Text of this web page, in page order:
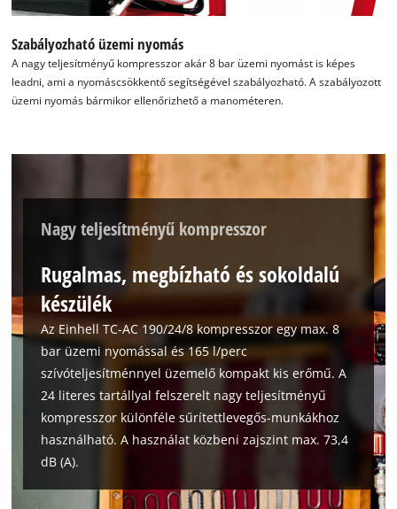
A Google Maps szolgáltatás betöltéséhez
szükségünk van az Ön jóváhagyására!
to trackers that are not disclosed to the
visitor. The website owner needs to setup
to the list of technologies used.
Powered byUsercentrics Consent
Management Platform
Szabályozható üzemi nyomás
A nagy teljesítményű kompresszor akár 8 bar üzemi nyomást is képes
leadni, ami a nyomáscsökkentő segítségével szabályozható. A szabályozott
üzemi nyomás bármikor ellenőrizhető a manométeren.
Nagy teljesítményű kompresszor
Rugalmas, megbízható és sokoldalú
készülék
Az Einhell TC-AC 190/24/8 kompresszor egy max. 8
bar üzemi nyomással és 165 l/perc
szívóteljesítménnyel üzemelő kompakt kis erőmű. A
24 literes tartállyal felszerelt nagy teljesítményű
kompresszor különféle sűrítettlevegős-munkákhoz
használható. A használat közbeni zajszint max. 73,4
dB (A).